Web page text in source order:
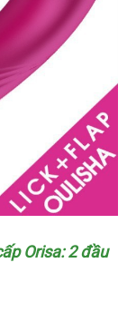
Orisa: 2 đầu